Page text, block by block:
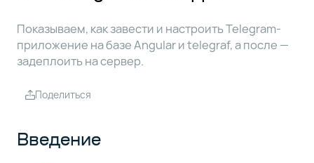
3
Создание
веб-
на Angular
4
Деплой
фронтенда
Показываем, как завести и настроить Telegram-
приложение на базе Angular и telegraf, а после —
задеплоить на сервер.
Поделиться
Введение